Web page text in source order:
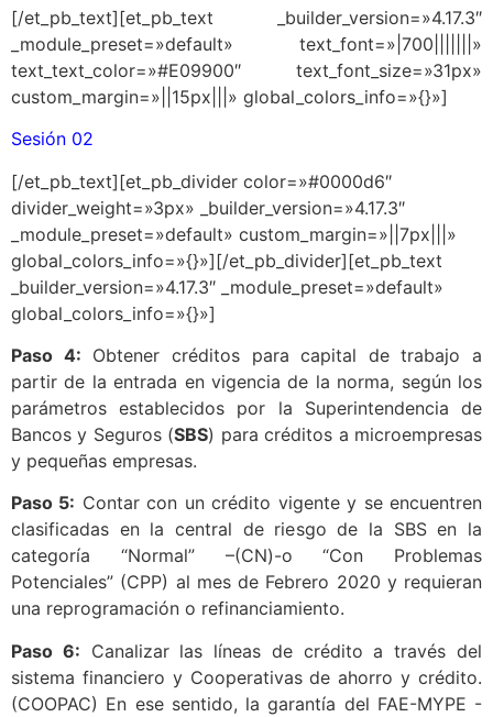
[/et_pb_text][et_pb_text _builder_version=»4.17.3″
_module_preset=»default» text_font=»|700|||||||»
text_text_color=»#E09900″ text_font_size=»31px»
custom_margin=»||15px|||» global_colors_info=»{}»]
Sesión 02
[/et_pb_text][et_pb_divider color=»#0000d6″
divider_weight=»3px» _builder_version=»4.17.3″
_module_preset=»default» custom_margin=»||7px|||»
global_colors_info=»{}»][/et_pb_divider][et_pb_text
_builder_version=»4.17.3″ _module_preset=»default»
global_colors_info=»{}»]
Paso 4: Obtener créditos para capital de trabajo a
partir de la entrada en vigencia de la norma, según los
parámetros establecidos por la Superintendencia de
Bancos y Seguros (SBS) para créditos a microempresas
y pequeñas empresas.
Paso 5: Contar con un crédito vigente y se encuentren
clasificadas en la central de riesgo de la SBS en la
categoría “Normal” –(CN)-o “Con Problemas
Potenciales” (CPP) al mes de Febrero 2020 y requieran
una reprogramación o refinanciamiento.
Paso 6: Canalizar las líneas de crédito a través del
sistema financiero y Cooperativas de ahorro y crédito.
(COOPAC) En ese sentido, la garantía del FAE-MYPE -